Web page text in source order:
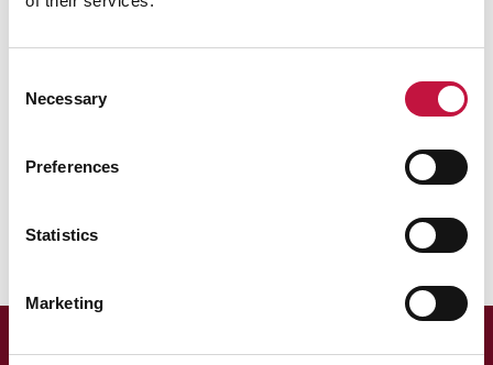
Selection
Necessary
Preferences
Statistics
Marketing
projektia antamalla asiantuntija-apua
kanavissamme. Lisäksi tarjoamme arvontaan
palkinnoksi elokuvaliput. Me emme näe yksilöityjä
Uutisen kuva on tehty tekoälyllä. Aika lennokas,